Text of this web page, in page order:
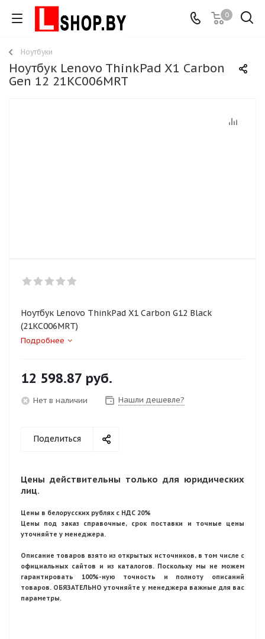
0
Ноутбуки
Ноутбук Lenovo ThinkPad X1 Carbon
Gen 12 21KC006MRT
Ноутбук Lenovo ThinkPad X1 Carbon G12 Black
(21KC006MRT)
Подробнее
12 598.87 руб.
Нет в наличии Нашли дешевле?
Поделиться
Цены действительны только для юридических
лиц.
Цены в белорусских рублях с НДС 20%
Цены под заказ справочные, срок поставки и точные цены
уточняйте у менеджера.
Описание товаров взято из открытых источников, в том числе с
официальных сайтов и из каталогов. Поскольку мы не можем
гарантировать 100%-ную точность и полноту описаний
товаров. ОБЯЗАТЕЛЬНО уточняйте у менеджера важные для вас
параметры.